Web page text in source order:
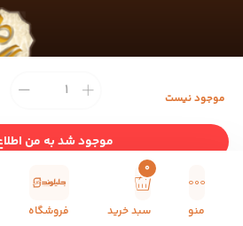
منو
0
سبد خرید فروشگاه
موجود نیست
موجود شد به من